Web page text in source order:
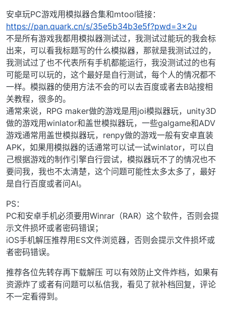
安卓玩PC游戏用模拟器合集和mtool链接：
https://pan.quark.cn/s/35e5b34b3e5f?pwd=3x2u
不是所有游戏我都用模拟器测试过，我测试过能玩的我会标
出来，可以看我标题写的什么模拟器，那就是我测试过的，
我测试过了也不代表所有手机都能运行，我没测试过的也有
可能是可以玩的，这个最好是自行测试，每个人的情况都不
一样。模拟器的使用方法不会的可以去百度或者去B站搜相
关教程，很多的。
通常来说，RPG maker做的游戏是用joi模拟器玩，unity3D
做的游戏用winlator和盖世模拟器玩，一些galgame和ADV
游戏通常用盖世模拟器玩，renpy做的游戏一般有安卓直装
APK，如果用模拟器的话通常可以试一试winlator，可以自
己根据游戏的制作引擎自行尝试，模拟器玩不了的情况也不
要问我，我也不太清楚，这个问题可能性太多太多了，最好
是自行百度或者问AI。
PS：
PC和安卓手机必须要用Winrar（RAR）这个软件，否则会提
示文件损坏或者密码错误；
iOS手机解压推荐用ES文件浏览器，否则会提示文件损坏或
者密码错误。
推荐各位先转存再下载解压 可以有效防止文件炸档，如果有
资源炸了或者有问题可以私信我，看见了就补档回复，评论
不一定看得到。